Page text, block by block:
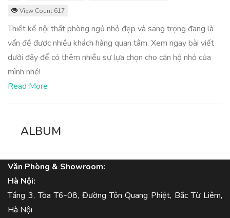
View Count 617
Thiết kế nội thất phòng ngủ nhỏ đẹp và sang trọng đang là
vấn đề được nhiều khách hàng quan tâm. Xem ngay bài viết
dưới đây để có thêm nhiều sự lựa chọn cho căn hộ nhỏ của
mình nhé!
Read More
ALBUM
Văn Phòng & Showroom:
Hà Nội:
Tầng 3, Tòa T6-08, Đường Tôn Quang Phiệt, Bắc Từ Liêm,
Hà Nội